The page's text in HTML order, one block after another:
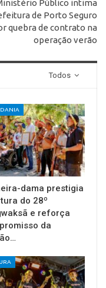
Público intima
de Porto Seguro
quebra de contrato na
operação verão
Todos
dama prestigia
do 28º
e reforça
da